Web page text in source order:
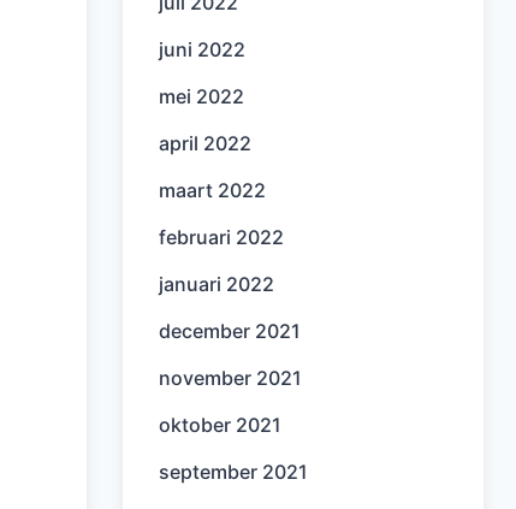
juni 2022
mei 2022
april 2022
maart 2022
februari 2022
januari 2022
december 2021
november 2021
oktober 2021
september 2021